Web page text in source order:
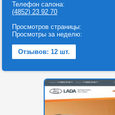
Телефон салона:
(4852) 23 92 70
Просмотров страницы:
Просмотры за неделю:
Отзывов: 12 шт.